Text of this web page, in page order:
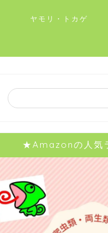
ヤモリ・トカゲ
★Amazonの人気